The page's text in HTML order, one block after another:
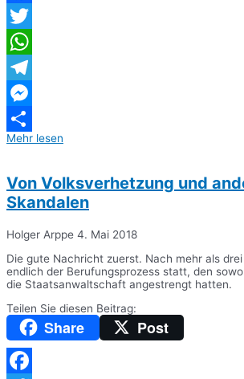
Facebook
Twitter
WhatsApp
Telegram
Messenger
Teilen
Mehr lesen
Von Volksverhetzung und
Skandalen
Holger Arppe 4. Mai 2018
Die gute Nachricht zuerst. Nach mehr als
endlich der Berufungsprozess statt, den
die Staatsanwaltschaft angestrengt hatten.
Teilen Sie diesen Beitrag:
Share Post